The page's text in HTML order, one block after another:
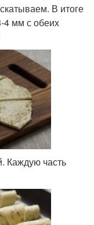
В итоге
4 мм с обеих
Каждую часть